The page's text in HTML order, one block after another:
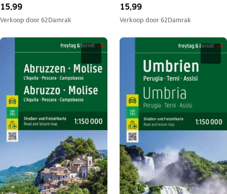
15,99
Verkoop door 62Damrak
15,99
Verkoop door 62Damrak